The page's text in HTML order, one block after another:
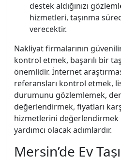
destek aldığınızı
hizmetleri, taşınma
verecektir.
Nakliyat firmalarının
kontrol etmek, başarılı bir
önemlidir. İnternet
referansları kontrol etmek,
durumunu gözlemlemek,
değerlendirmek, fiyatları
hizmetlerini değerlendirmek
yardımcı olacak adımlardır.
Mersin’de Ev